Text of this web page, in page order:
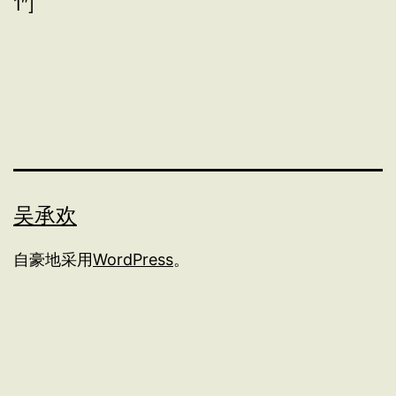
吴承欢
自豪地采用WordPress。